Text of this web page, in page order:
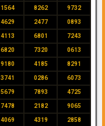
1564 8262 9732
4629 2477 0893
4113 6801 7243
6820 7320 0613
9180 4185 8291
3741 0286 6073
5679 7893 4725
7478 2182 9065
4069 4319 2858